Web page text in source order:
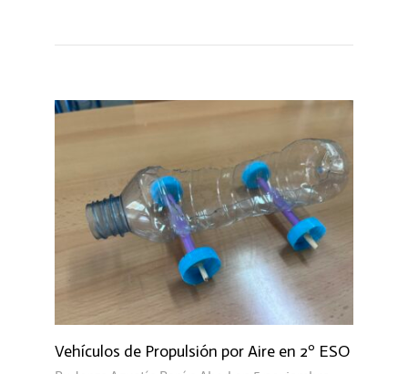
Vehículos de Propulsión por Aire en 2º ESO